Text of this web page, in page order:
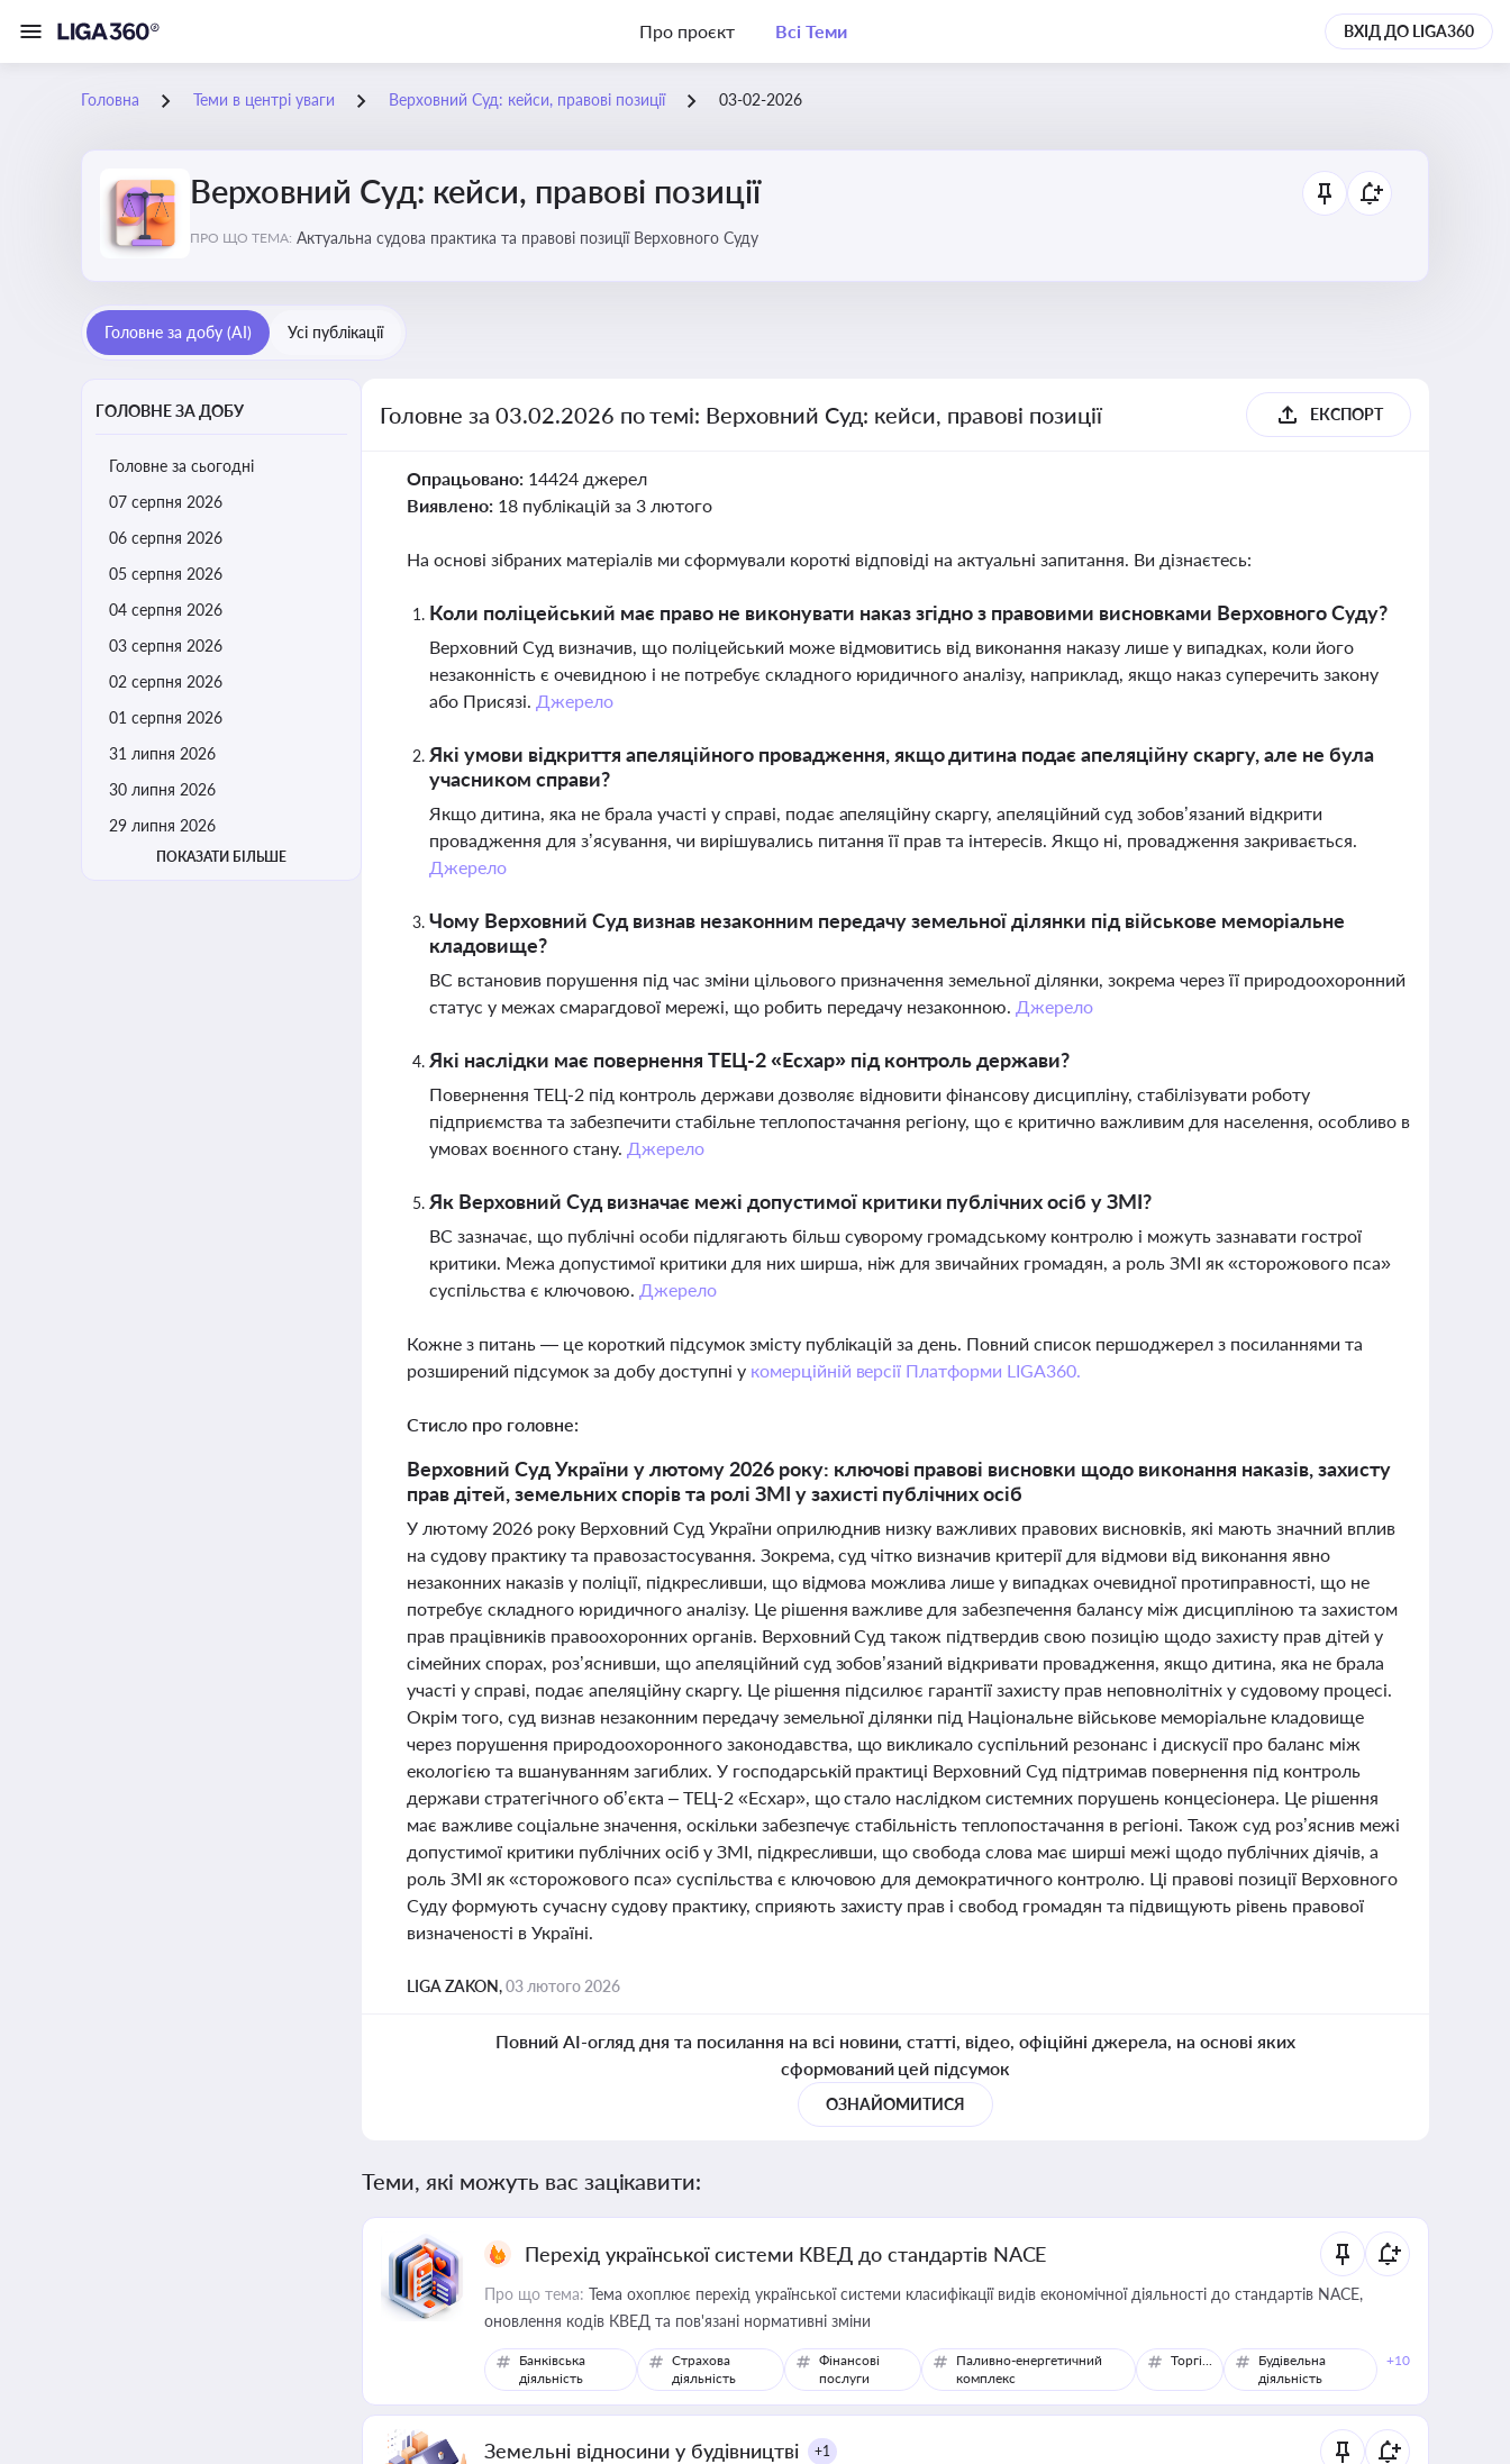
Про проєкт Всі Теми ВХІД ДО LIGA360
Головна Теми в центрі уваги Верховний Суд: кейси, правові позиції 03-02-2026
Верховний Суд: кейси, правові позиції
ПРО ЩО ТЕМА: Актуальна судова практика та правові позиції Верховного Суду
Головне за добу (AI) Усі публікації
ГОЛОВНЕ ЗА ДОБУ
Головне за сьогодні
07 серпня 2026
06 серпня 2026
05 серпня 2026
04 серпня 2026
03 серпня 2026
02 серпня 2026
01 серпня 2026
31 липня 2026
30 липня 2026
29 липня 2026
ПОКАЗАТИ БІЛЬШЕ
Головне за 03.02.2026 по темі: Верховний Суд: кейси, правові позиції ЕКСПОРТ
Опрацьовано: 14424 джерел
Виявлено: 18 публікацій за 3 лютого
На основі зібраних матеріалів ми сформували короткі відповіді на актуальні запитання. Ви дізнаєтесь:
Коли поліцейський має право не виконувати наказ згідно з правовими висновками Верховного Суду?
Верховний Суд визначив, що поліцейський може відмовитись від виконання наказу лише у випадках, коли його
незаконність є очевидною і не потребує складного юридичного аналізу, наприклад, якщо наказ суперечить закону
або Присязі. Джерело
Які умови відкриття апеляційного провадження, якщо дитина подає апеляційну скаргу, але не була
учасником справи?
Якщо дитина, яка не брала участі у справі, подає апеляційну скаргу, апеляційний суд зобов’язаний відкрити
провадження для з’ясування, чи вирішувались питання її прав та інтересів. Якщо ні, провадження закривається.
Джерело
Чому Верховний Суд визнав незаконним передачу земельної ділянки під військове меморіальне
кладовище?
ВС встановив порушення під час зміни цільового призначення земельної ділянки, зокрема через її природоохоронний
статус у межах смарагдової мережі, що робить передачу незаконною. Джерело
Які наслідки має повернення ТЕЦ-2 «Есхар» під контроль держави?
Повернення ТЕЦ-2 під контроль держави дозволяє відновити фінансову дисципліну, стабілізувати роботу
підприємства та забезпечити стабільне теплопостачання регіону, що є критично важливим для населення, особливо в
умовах воєнного стану. Джерело
Як Верховний Суд визначає межі допустимої критики публічних осіб у ЗМІ?
ВС зазначає, що публічні особи підлягають більш суворому громадському контролю і можуть зазнавати гострої
критики. Межа допустимої критики для них ширша, ніж для звичайних громадян, а роль ЗМІ як «сторожового пса»
суспільства є ключовою. Джерело
Кожне з питань — це короткий підсумок змісту публікацій за день. Повний список першоджерел з посиланнями та
розширений підсумок за добу доступні у комерційній версії Платформи LIGA360.
Стисло про головне:
Верховний Суд України у лютому 2026 року: ключові правові висновки щодо виконання наказів, захисту
прав дітей, земельних спорів та ролі ЗМІ у захисті публічних осіб
У лютому 2026 року Верховний Суд України оприлюднив низку важливих правових висновків, які мають значний вплив
на судову практику та правозастосування. Зокрема, суд чітко визначив критерії для відмови від виконання явно
незаконних наказів у поліції, підкресливши, що відмова можлива лише у випадках очевидної протиправності, що не
потребує складного юридичного аналізу. Це рішення важливе для забезпечення балансу між дисципліною та захистом
прав працівників правоохоронних органів. Верховний Суд також підтвердив свою позицію щодо захисту прав дітей у
сімейних спорах, роз’яснивши, що апеляційний суд зобов’язаний відкривати провадження, якщо дитина, яка не брала
участі у справі, подає апеляційну скаргу. Це рішення підсилює гарантії захисту прав неповнолітніх у судовому процесі.
Окрім того, суд визнав незаконним передачу земельної ділянки під Національне військове меморіальне кладовище
через порушення природоохоронного законодавства, що викликало суспільний резонанс і дискусії про баланс між
екологією та вшануванням загиблих. У господарській практиці Верховний Суд підтримав повернення під контроль
держави стратегічного об’єкта – ТЕЦ-2 «Есхар», що стало наслідком системних порушень концесіонера. Це рішення
має важливе соціальне значення, оскільки забезпечує стабільність теплопостачання в регіоні. Також суд роз’яснив межі
допустимої критики публічних осіб у ЗМІ, підкресливши, що свобода слова має ширші межі щодо публічних діячів, а
роль ЗМІ як «сторожового пса» суспільства є ключовою для демократичного контролю. Ці правові позиції Верховного
Суду формують сучасну судову практику, сприяють захисту прав і свобод громадян та підвищують рівень правової
визначеності в Україні.
LIGA ZAKON,03 лютого 2026
Повний AI-огляд дня та посилання на всі новини, статті, відео, офіційні джерела, на основі яких
сформований цей підсумок
ОЗНАЙОМИТИСЯ
Теми, які можуть вас зацікавити:
Перехід української системи КВЕД до стандартів NACE
Про що тема: Тема охоплює перехід української системи класифікації видів економічної діяльності до стандартів NACE,
оновлення кодів КВЕД та пов'язані нормативні зміни
Банківська
діяльність
Страхова
діяльність
Фінансові
послуги
Паливно-енергетичний
комплекс
Торгівля
Будівельна
діяльність
+10
Земельні відносини у будівництві +1